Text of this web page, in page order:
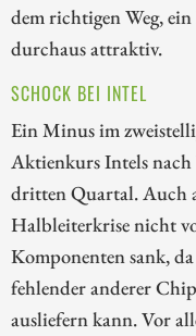
dem richtigen Weg,
durchaus attraktiv.
SCHOCK BEI INTEL
Ein Minus im
Aktienkurs Intels
dritten Quartal. Auch
Halbleiterkrise nicht
Komponenten sank,
fehlender anderer
ausliefern kann. Vor